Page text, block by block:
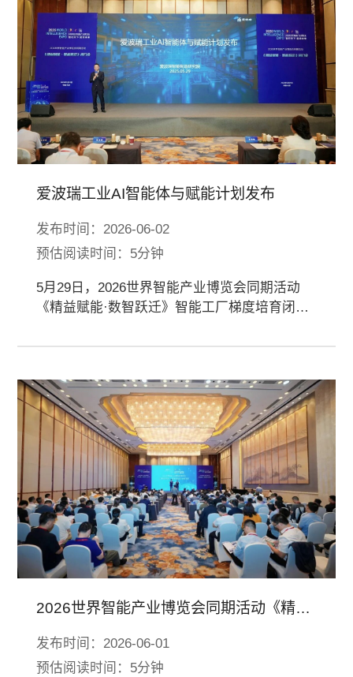
爱波瑞工业AI智能体与赋能计划发布
发布时间：2026-06-02
预估阅读时间：5分钟
5月29日，2026世界智能产业博览会同期活动
《精益赋能·数智跃迁》智能工厂梯度培育闭门
布。
2026世界智能产业博览会同期活动《精益
在津举办
发布时间：2026-06-01
预估阅读时间：5分钟